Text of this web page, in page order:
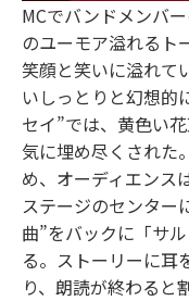
MCでバンドメンバ
のユーモア溢れるト
笑顔と笑いに溢れて
いしっとりと幻想的
セイ”では、黄色い
気に埋め尽くされた
め、オーディエンス
ステージのセンター
曲”をバックに「サ
る。ストーリーに耳
り、朗読が終わると